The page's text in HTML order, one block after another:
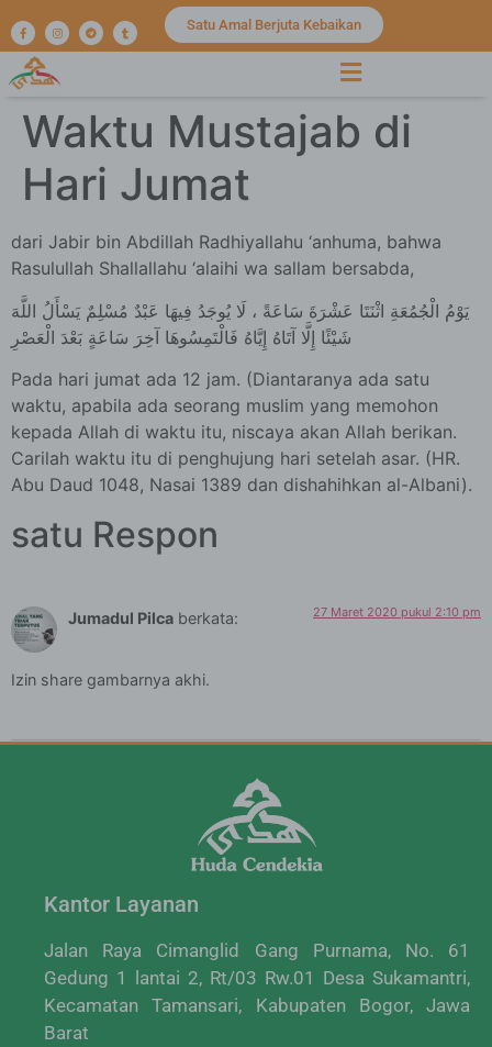
Satu Amal Berjuta Kebaikan
Waktu Mustajab di
Hari Jumat
dari Jabir bin Abdillah Radhiyallahu ‘anhuma, bahwa
Rasulullah Shallallahu ‘alaihi wa sallam bersabda,
يَوْمُ الْجُمُعَةِ اثْنَتَا عَشْرَةَ سَاعَةً ، لَا يُوجَدُ فِيهَا عَبْدٌ مُسْلِمٌ يَسْأَلُ اللَّهَ
شَيْئًا إِلَّا آتَاهُ إِيَّاهُ فَالْتَمِسُوهَا آخِرَ سَاعَةٍ بَعْدَ الْعَصْرِ
Pada hari jumat ada 12 jam. (Diantaranya ada satu
waktu, apabila ada seorang muslim yang memohon
kepada Allah di waktu itu, niscaya akan Allah berikan.
Carilah waktu itu di penghujung hari setelah asar. (HR.
Abu Daud 1048, Nasai 1389 dan dishahihkan al-Albani).
satu Respon
Jumadul Pilca berkata: 27 Maret 2020 pukul 2:10 pm
Izin share gambarnya akhi.
Kantor Layanan
Jalan Raya Cimanglid Gang Purnama, No. 61
Gedung 1 lantai 2, Rt/03 Rw.01 Desa Sukamantri,
Kecamatan Tamansari, Kabupaten Bogor, Jawa
Barat